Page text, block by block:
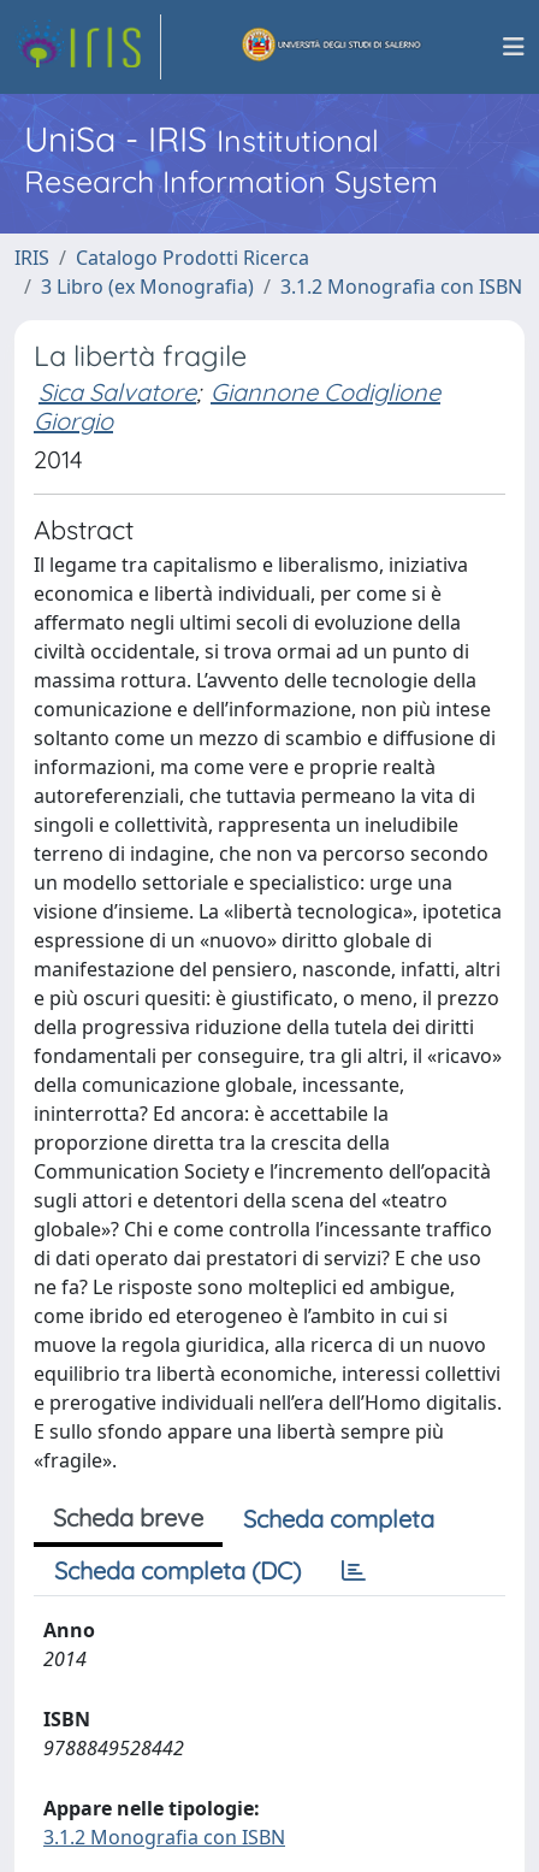
UniSa - IRISInstitutional
Research Information System
IRIS
Catalogo Prodotti Ricerca
3 Libro (ex Monografia)
3.1.2 Monografia con ISBN
La libertà fragile
Sica Salvatore; Giannone Codiglione
Giorgio
2014
Abstract
Il legame tra capitalismo e liberalismo, iniziativa
economica e libertà individuali, per come si è
affermato negli ultimi secoli di evoluzione della
civiltà occidentale, si trova ormai ad un punto di
massima rottura. L’avvento delle tecnologie della
comunicazione e dell’informazione, non più intese
soltanto come un mezzo di scambio e diffusione di
informazioni, ma come vere e proprie realtà
autoreferenziali, che tuttavia permeano la vita di
singoli e collettività, rappresenta un ineludibile
terreno di indagine, che non va percorso secondo
un modello settoriale e specialistico: urge una
visione d’insieme. La «libertà tecnologica», ipotetica
espressione di un «nuovo» diritto globale di
manifestazione del pensiero, nasconde, infatti, altri
e più oscuri quesiti: è giustificato, o meno, il prezzo
della progressiva riduzione della tutela dei diritti
fondamentali per conseguire, tra gli altri, il «ricavo»
della comunicazione globale, incessante,
ininterrotta? Ed ancora: è accettabile la
proporzione diretta tra la crescita della
Communication Society e l’incremento dell’opacità
sugli attori e detentori della scena del «teatro
globale»? Chi e come controlla l’incessante traffico
di dati operato dai prestatori di servizi? E che uso
ne fa? Le risposte sono molteplici ed ambigue,
come ibrido ed eterogeneo è l’ambito in cui si
muove la regola giuridica, alla ricerca di un nuovo
equilibrio tra libertà economiche, interessi collettivi
e prerogative individuali nell’era dell’Homo digitalis.
E sullo sfondo appare una libertà sempre più
«fragile».
Scheda breve
Scheda completa
Scheda completa (DC)
Anno
2014
ISBN
9788849528442
Appare nelle tipologie:
3.1.2 Monografia con ISBN